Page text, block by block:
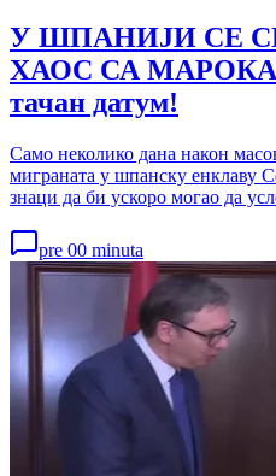
У ШПАНИЈИ СЕ
ХАОС СА
тачан датум!
Само неколико дана након
миграната у шпанску енклаву
знаци да би ускоро могао да
pre 00 minuta